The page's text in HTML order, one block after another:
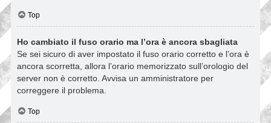
Top
Ho cambiato il fuso orario ma l’ora è ancora sbagliata
Se sei sicuro di aver impostato il fuso orario corretto e l’ora è
ancora scorretta, allora l’orario memorizzato sull’orologio del
server non è corretto. Avvisa un amministratore per
correggere il problema.
Top